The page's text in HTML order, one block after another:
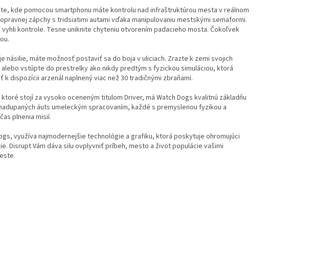
kde pomocou smartphonu máte kontrolu nad infraštruktúrou mesta v reálnom
zápchy s tridsiatimi autami vďaka manipulovaniu mestskými semaformi.
kontrole. Tesne uniknite chyteniu otvorením padacieho mosta. Čokoľvek
násilie, máte možnosť postaviť sa do boja v uliciach. Zrazte k zemi svojich
vstúpte do prestrelky ako nikdy predtým s fyzickou simuláciou, ktorá
dispozícii arzenál naplnený viac než 30 tradičnými zbraňami.
stojí za vysoko oceneným titulom Driver, má Watch Dogs kvalitnú základňu
áuts umeleckým spracovaním, každé s premyslenou fyzikou a
plnenia misií.
využíva najmodernejšie technológie a grafiku, ktorá poskytuje ohromujúci
Disrupt Vám dáva silu ovplyvniť príbeh, mesto a život populácie vašimi